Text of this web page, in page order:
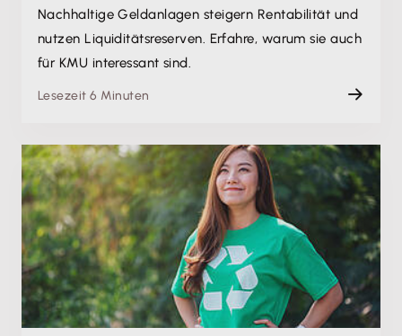
Nachhaltige Geldanlagen steigern Rentabilität und
nutzen Liquiditätsreserven. Erfahre, warum sie auch
für KMU interessant sind.
Lesezeit 6 Minuten